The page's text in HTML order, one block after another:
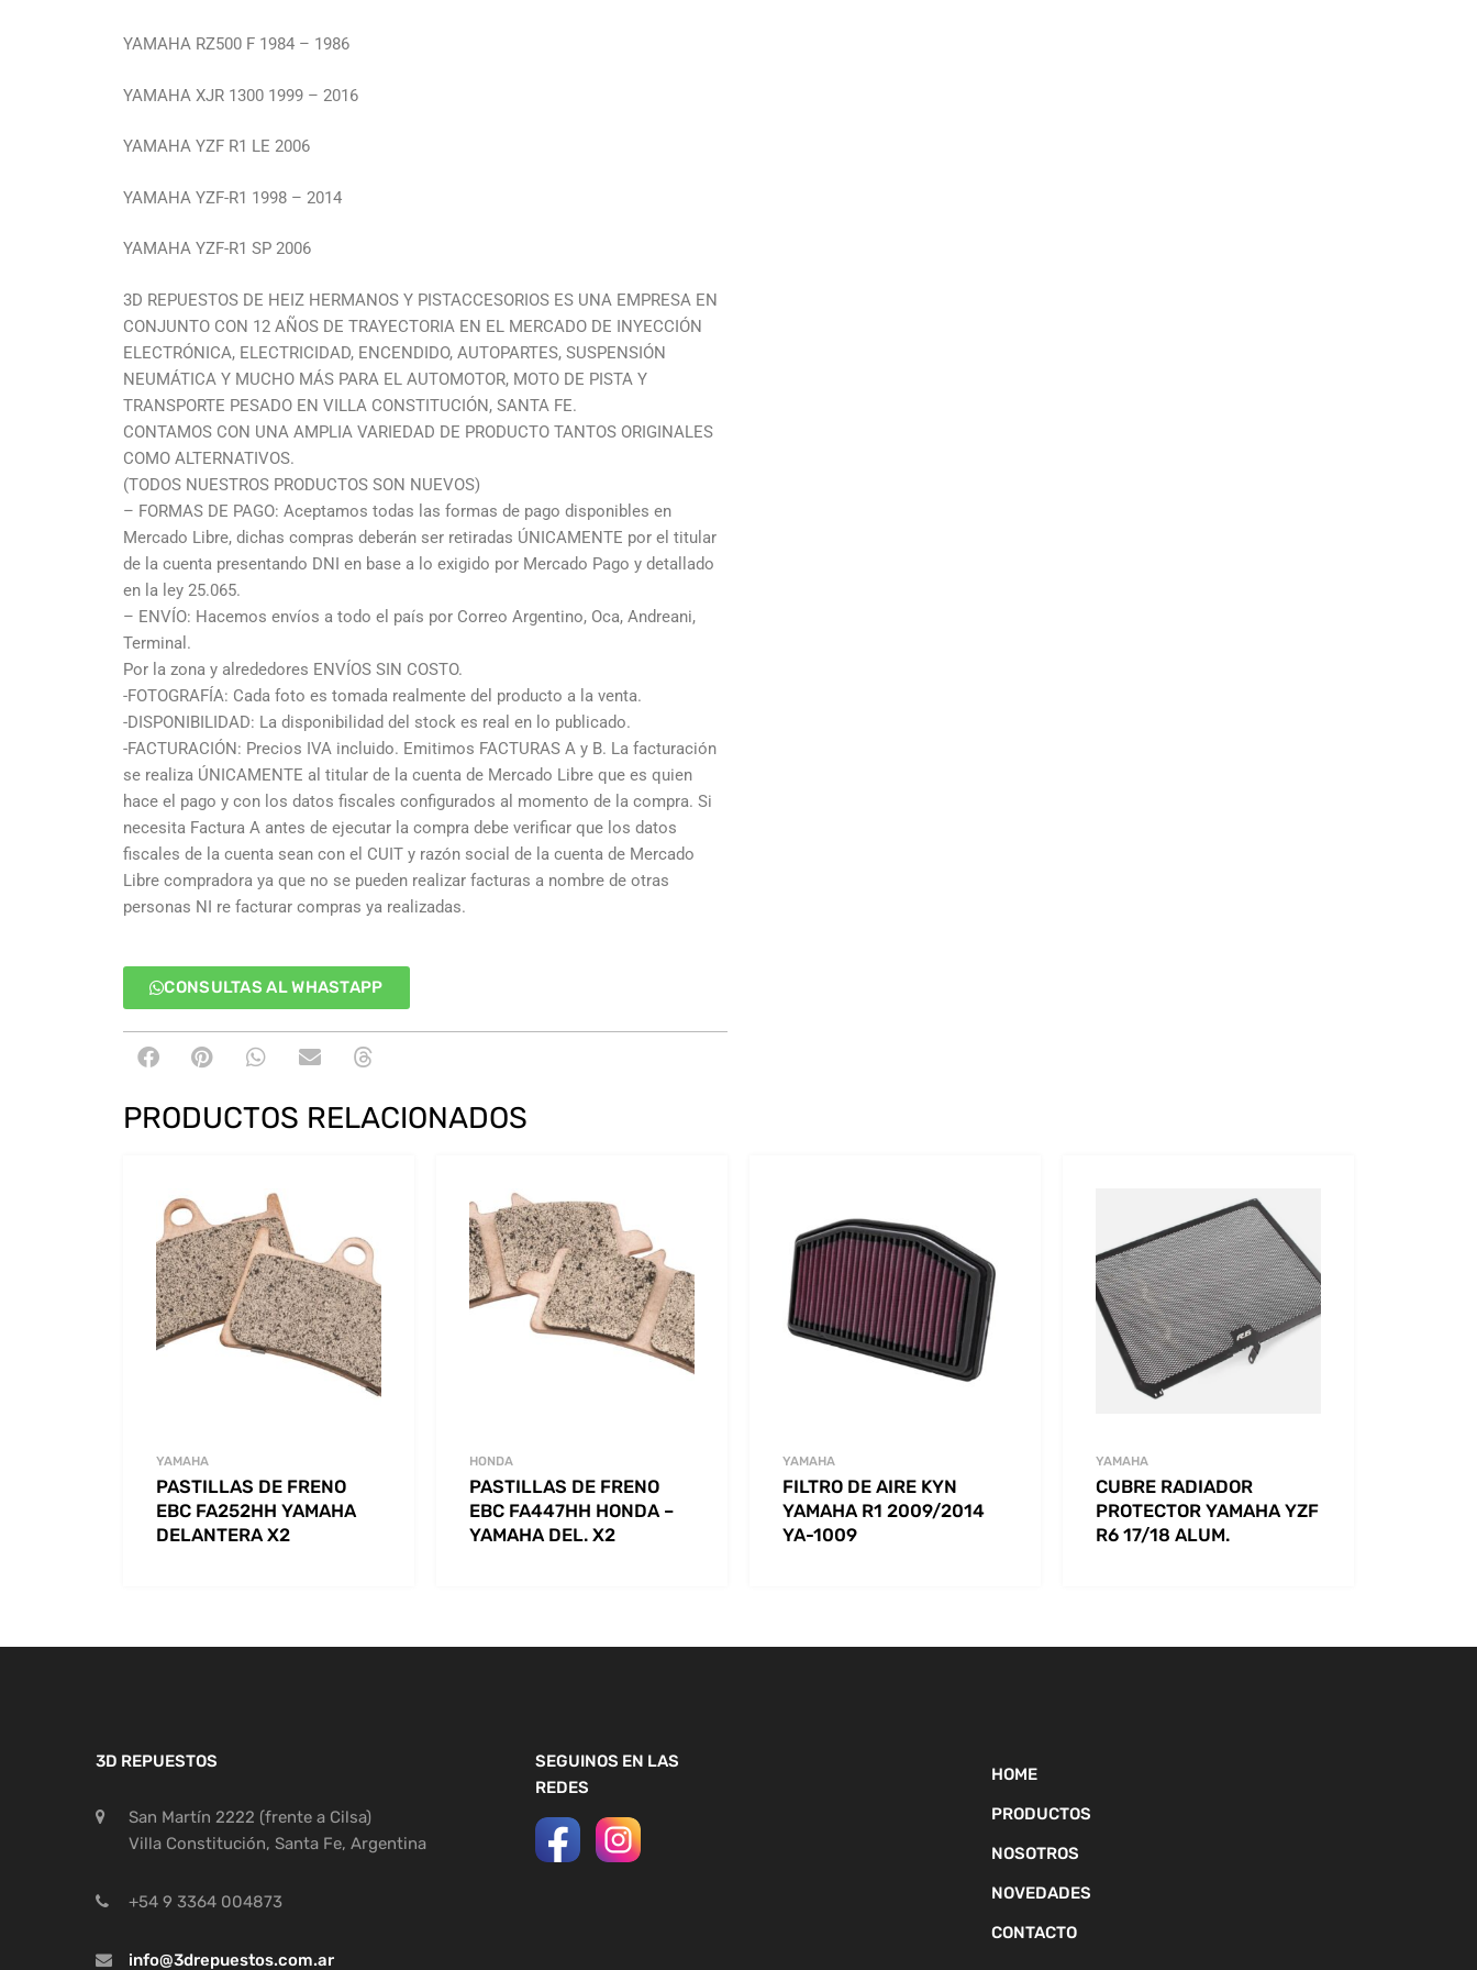
YAMAHA RZ500 F 1984 – 1986
YAMAHA XJR 1300 1999 – 2016
YAMAHA YZF R1 LE 2006
YAMAHA YZF-R1 1998 – 2014
YAMAHA YZF-R1 SP 2006
3D REPUESTOS DE HEIZ HERMANOS Y PISTACCESORIOS ES UNA EMPRESA EN
CONJUNTO CON 12 AÑOS DE TRAYECTORIA EN EL MERCADO DE INYECCIÓN
ELECTRÓNICA, ELECTRICIDAD, ENCENDIDO, AUTOPARTES, SUSPENSIÓN
NEUMÁTICA Y MUCHO MÁS PARA EL AUTOMOTOR, MOTO DE PISTA Y
TRANSPORTE PESADO EN VILLA CONSTITUCIÓN, SANTA FE.
CONTAMOS CON UNA AMPLIA VARIEDAD DE PRODUCTO TANTOS ORIGINALES
COMO ALTERNATIVOS.
(TODOS NUESTROS PRODUCTOS SON NUEVOS)
– FORMAS DE PAGO: Aceptamos todas las formas de pago disponibles en
Mercado Libre, dichas compras deberán ser retiradas ÚNICAMENTE por el titular
de la cuenta presentando DNI en base a lo exigido por Mercado Pago y detallado
en la ley 25.065.
– ENVÍO: Hacemos envíos a todo el país por Correo Argentino, Oca, Andreani,
Terminal.
Por la zona y alrededores ENVÍOS SIN COSTO.
-FOTOGRAFÍA: Cada foto es tomada realmente del producto a la venta.
-DISPONIBILIDAD: La disponibilidad del stock es real en lo publicado.
-FACTURACIÓN: Precios IVA incluido. Emitimos FACTURAS A y B. La facturación
se realiza ÚNICAMENTE al titular de la cuenta de Mercado Libre que es quien
hace el pago y con los datos fiscales configurados al momento de la compra. Si
necesita Factura A antes de ejecutar la compra debe verificar que los datos
fiscales de la cuenta sean con el CUIT y razón social de la cuenta de Mercado
Libre compradora ya que no se pueden realizar facturas a nombre de otras
personas NI re facturar compras ya realizadas.
CONSULTAS AL WHASTAPP
PRODUCTOS RELACIONADOS
YAMAHA
PASTILLAS DE FRENO
EBC FA252HH YAMAHA
DELANTERA X2
HONDA
PASTILLAS DE FRENO
EBC FA447HH HONDA –
YAMAHA DEL. X2
YAMAHA
FILTRO DE AIRE KYN
YAMAHA R1 2009/2014
YA-1009
YAMAHA
CUBRE RADIADOR
PROTECTOR YAMAHA YZF
R6 17/18 ALUM.
3D REPUESTOS
San Martín 2222 (frente a Cilsa)
Villa Constitución, Santa Fe, Argentina
+54 9 3364 004873
info@3drepuestos.com.ar
SEGUINOS EN LAS
REDES
HOME
PRODUCTOS
NOSOTROS
NOVEDADES
CONTACTO